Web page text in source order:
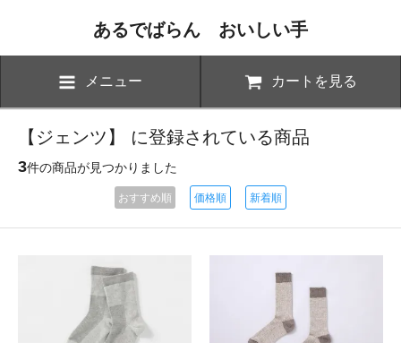
あるでばらん おいしい手
メニュー カートを見る
【ジェンツ】 に登録されている商品
3件の商品が見つかりました
おすすめ順 価格順 新着順